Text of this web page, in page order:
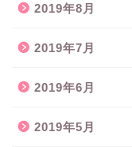
2019年8月
2019年7月
2019年6月
2019年5月